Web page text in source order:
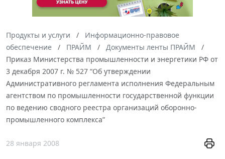
Продукты и услуги
Информационно-правовое
обеспечение
ПРАЙМ
Документы ленты ПРАЙМ
Приказ Министерства промышленности и энергетики РФ от
3 декабря 2007 г. № 527 “Об утверждении
Административного регламента исполнения Федеральным
агентством по промышленности государственной функции
по ведению сводного реестра организаций оборонно-
промышленного комплекса”
28 января 2008